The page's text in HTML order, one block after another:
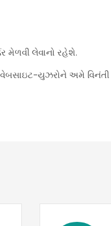
મેળવી લેવાનો રહેશે.
યુઝરોને અમે